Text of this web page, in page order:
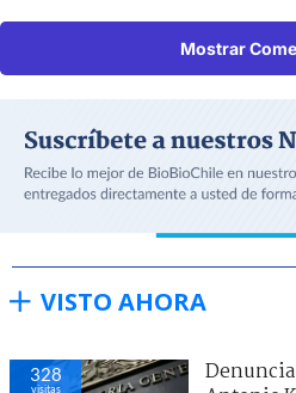
Mostrar
VISTO AHORA
328
visitas